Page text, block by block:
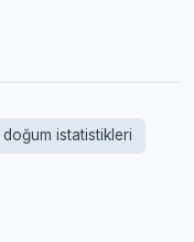
doğum istatistikleri